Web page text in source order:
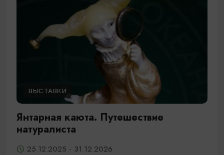
ВЫСТАВКИ
Янтарная каюта. Путешествие
натуралиста
25.12.2025 - 31.12.2026